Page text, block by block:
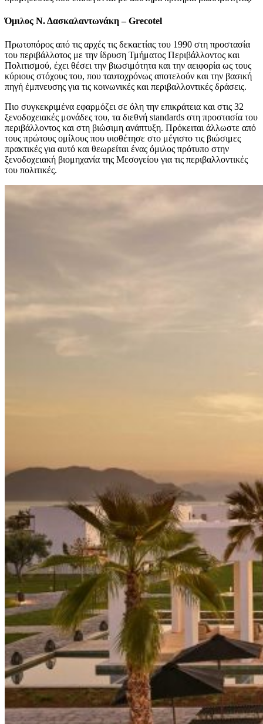
Όμιλος Ν. Δασκαλαντωνάκη – Grecotel
Πρωτοπόρος από τις αρχές τις δεκαετίας του 1990 στη προστασία
του περιβάλλοτος με την ίδρυση Τμήματος Περιβάλλοντος και
Πολιτισμού, έχει θέσει την βιωσιμότητα και την αειφορία ως τους
κύριους στόχους του, που ταυτοχρόνως αποτελούν και την βασική
πηγή έμπνευσης για τις κοινωνικές και περιβαλλοντικές δράσεις.
Πιο συγκεκριμένα εφαρμόζει σε όλη την επικράτεια και στις 32
ξενοδοχειακές μονάδες του, τα διεθνή standards στη προστασία του
περιβάλλοντος και στη βιώσιμη ανάπτυξη. Πρόκειται άλλωστε από
τους πρώτους ομίλους που υιοθέτησε στο μέγιστο τις βιώσιμες
πρακτικές για αυτό και θεωρείται ένας όμιλος πρότυπο στην
ξενοδοχειακή βιομηχανία της Μεσογείου για τις περιβαλλοντικές
του πολιτικές.